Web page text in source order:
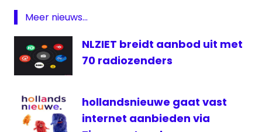
omroep
medianieuws
OLON
Omroep
Castricum
Radio
Meer nieuws...
NLZIET breidt aanbod uit met
70 radiozenders
hollandsnieuwe gaat vast
internet aanbieden via